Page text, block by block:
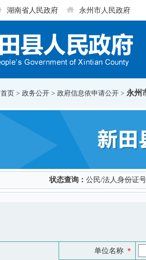
湖南省人民政府 永州市人民政府
首页 > 政务公开 > 政府信息依申请公开 > 永州
状态查询： 公民/法人身份证
单位名称 ＊